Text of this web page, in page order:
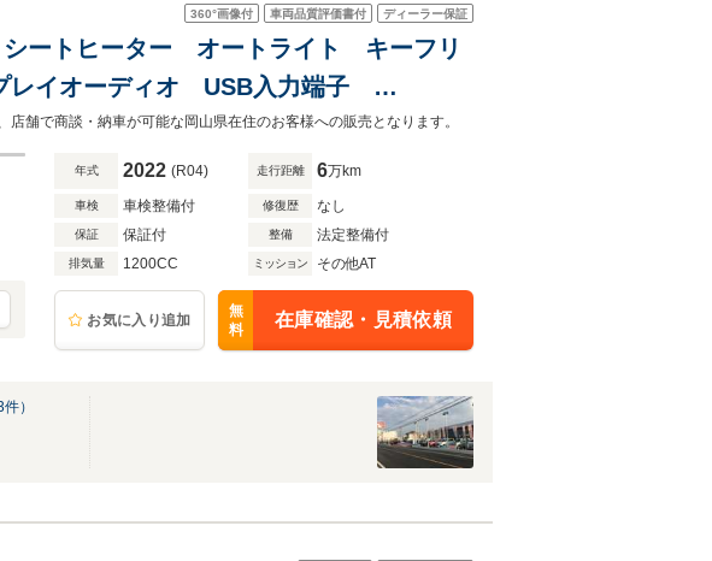
360°画像付 車両品質評価書付 ディーラー保証
シートヒーター オートライト キーフリ
イオーディオ USB入力端子
レーンアシスト オートマチックハイ
舗で商談・納車が可能な岡山県在住のお客様への販売となります。
年式 2022 (R04) 走行距離 6万km
車検 車検整備付 修復歴 なし
保証 保証付 整備 法定整備付
排気量 1200CC ミッション その他AT
お気に入り追加
無
料
在庫確認・見積依頼
件）